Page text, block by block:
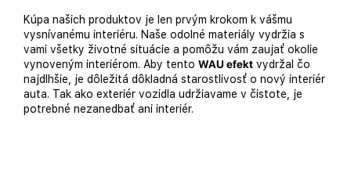
Kúpa našich produktov je len prvým krokom k vášmu
vysnívanému interiéru. Naše odolné materiály vydržia s
vami všetky životné situácie a pomôžu vám zaujať okolie
vynoveným interiérom. Aby tento WAU efekt vydržal čo
najdlhšie, je dôležitá dôkladná starostlivosť o nový interiér
auta. Tak ako exteriér vozidla udržiavame v čistote, je
potrebné nezanedbať ani interiér.